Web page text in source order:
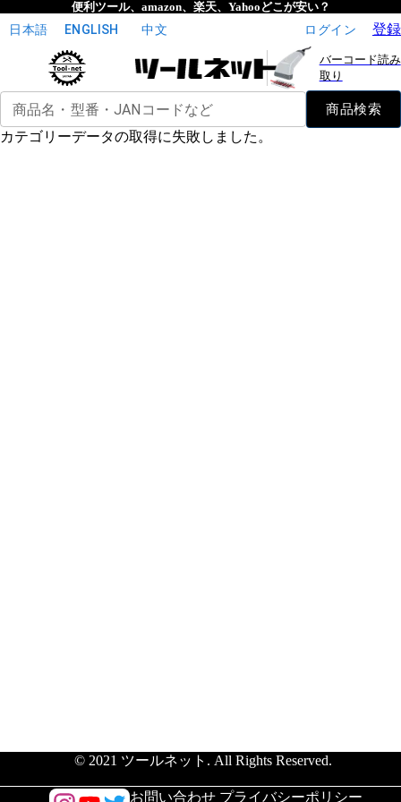
便利ツール、amazon、楽天、Yahooどこが安い？
日本語 ENGLISH 中文 ログイン 登録
バーコード読み
取り
商品名・型番・JANコードなど 商品検索
カテゴリーデータの取得に失敗しました。
お問い合わせ プライバシーポリシー
© 2021 ツールネット. All Rights Reserved.